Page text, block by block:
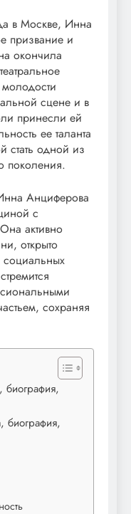
в Москве, Инна
призвание и
окончила
сцене и в
принесли ей
ее таланта
стать одной из
поколения.
Анциферова
с
активно
открыто
социальных
сохраняя
биография,